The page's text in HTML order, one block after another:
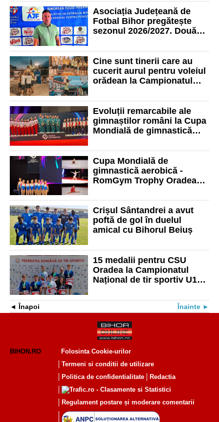
Asociația Județeană de
Fotbal Bihor pregătește
sezonul 2026/2027. Două
scutite de barem
Cine sunt tinerii care au
cucerit aurul pentru voleiul
orădean la Campionatul
Evoluții remarcabile ale
gimnaștilor români la Cupa
Mondială de gimnastică
Oradea 2026
Cupa Mondială de
gimnastică aerobică -
RomGym Trophy Oradea
seară primele finale
Crișul Sântandrei a avut
poftă de gol în duelul
amical cu Bihorul Beiuș
15 medalii pentru CSU
Oradea la Campionatul
Național de tir sportiv U18
Înapoi Înainte
BIHON.RO
Folosinta Cookie-urilor
Termeni si conditii de utilizare
Politica de confidentialitate
Redactia
Regulament postare și moderare comentarii